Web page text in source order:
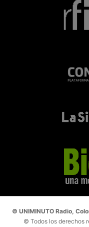
© UNIMINUTO Radio,
© Todos los derechos